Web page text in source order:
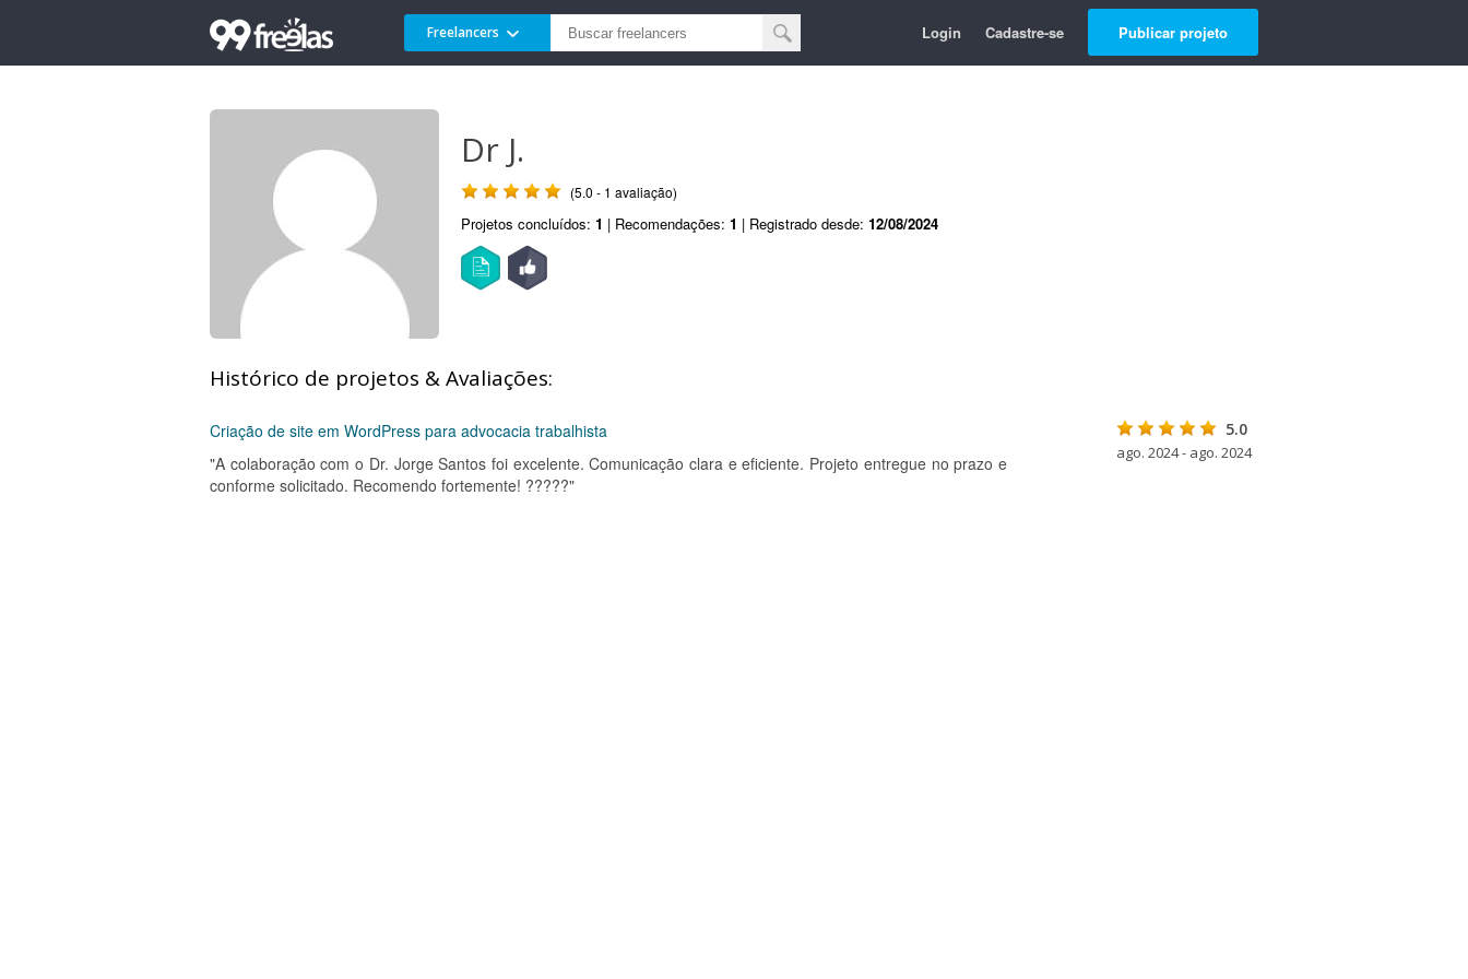
Freelancers Login Cadastre-se Publicar projeto
Dr J.
(5.0 - 1 avaliação)
Projetos concluídos: 1 | Recomendações: 1 | Registrado desde: 12/08/2024
Histórico de projetos & Avaliações:
Criação de site em WordPress para advocacia trabalhista
"A colaboração com o Dr. Jorge Santos foi excelente. Comunicação clara e eficiente. Projeto entregue no prazo e
conforme solicitado. Recomendo fortemente! ?????"
5.0
ago. 2024 - ago. 2024